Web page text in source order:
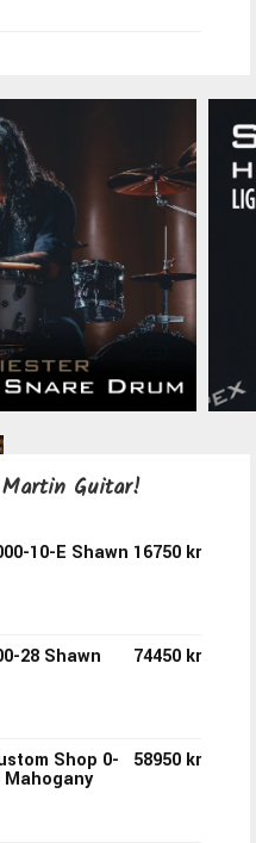
Tremolo 5995 kr
Tiger
18950 kr
Abalone
Platinum
Matcha
1 Piezo
Guitar!
10-E Shawn 16750 kr
28 Shawn 74450 kr
Shop 0- 58950 kr